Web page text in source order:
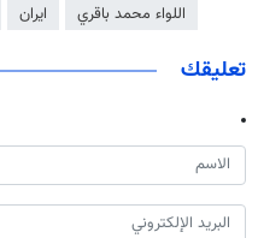
اللواء محمد باقري ايران
تعليقك